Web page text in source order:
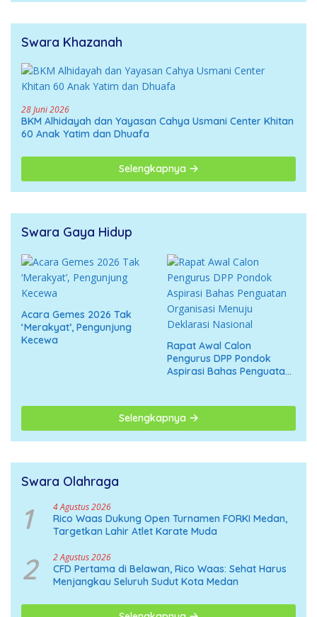
Swara Khazanah
28 Juni 2026
BKM Alhidayah dan Yayasan Cahya Usmani Center Khitan
60 Anak Yatim dan Dhuafa
Selengkapnya
Swara Gaya Hidup
Acara Gemes 2026 Tak
‘Merakyat’, Pengunjung
Kecewa
Rapat Awal Calon
Pengurus DPP Pondok
Aspirasi Bahas Penguatan
Selengkapnya
Swara Olahraga
1 4 Agustus 2026
Rico Waas Dukung Open Turnamen FORKI Medan,
Targetkan Lahir Atlet Karate Muda
2 2 Agustus 2026
CFD Pertama di Belawan, Rico Waas: Sehat Harus
Menjangkau Seluruh Sudut Kota Medan